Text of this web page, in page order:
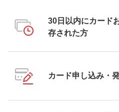
30日以内にカード
存された方
カード申し込み・